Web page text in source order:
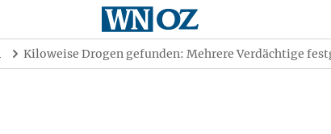
Kiloweise Drogen gefunden: Mehrere Verdächtige